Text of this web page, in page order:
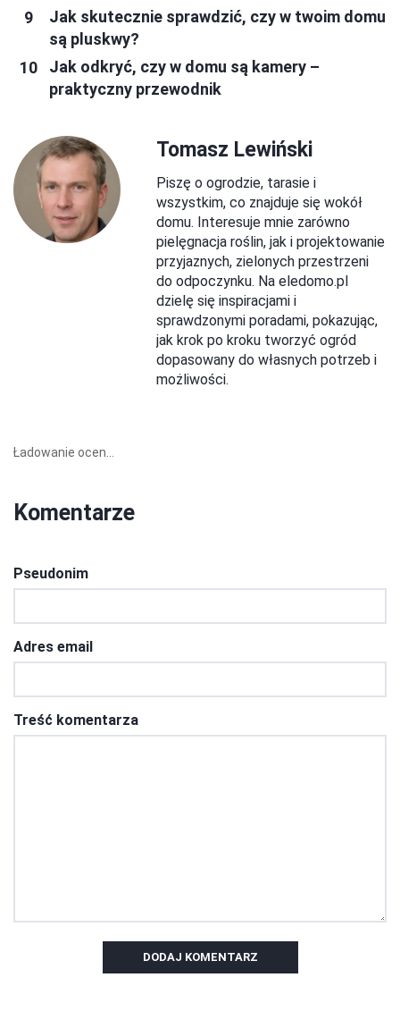
Jak skutecznie sprawdzić, czy w twoim domu
są pluskwy?
Jak odkryć, czy w domu są kamery –
praktyczny przewodnik
Tomasz Lewiński
Piszę o ogrodzie, tarasie i
wszystkim, co znajduje się wokół
domu. Interesuje mnie zarówno
pielęgnacja roślin, jak i projektowanie
przyjaznych, zielonych przestrzeni
do odpoczynku. Na eledomo.pl
dzielę się inspiracjami i
sprawdzonymi poradami, pokazując,
jak krok po kroku tworzyć ogród
dopasowany do własnych potrzeb i
możliwości.
Ładowanie ocen...
Komentarze
Pseudonim
Adres email
Treść komentarza
DODAJ KOMENTARZ